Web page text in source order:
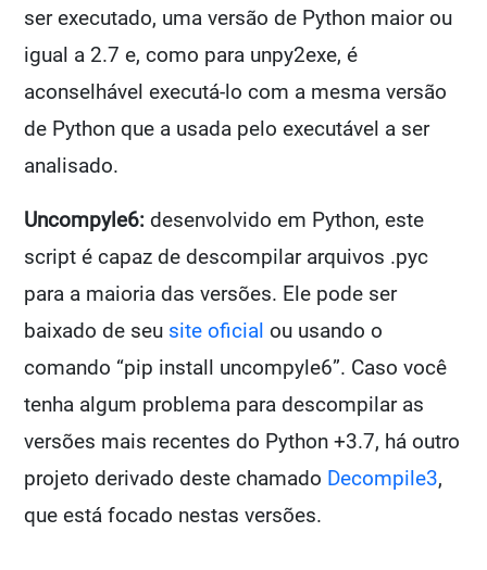
ser executado, uma versão de Python maior ou
igual a 2.7 e, como para unpy2exe, é
aconselhável executá-lo com a mesma versão
de Python que a usada pelo executável a ser
analisado.
Uncompyle6: desenvolvido em Python, este
script é capaz de descompilar arquivos .pyc
para a maioria das versões. Ele pode ser
baixado de seu site oficial ou usando o
comando “pip install uncompyle6”. Caso você
tenha algum problema para descompilar as
versões mais recentes do Python +3.7, há outro
projeto derivado deste chamado Decompile3,
que está focado nestas versões.